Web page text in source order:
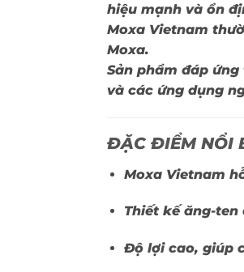
hiệu mạnh và ổn
Moxa Vietnam
Moxa.
Sản phẩm đáp
và các ứng dụng
ĐẶC ĐIỂM NỔI
Moxa Vietnam
Thiết kế ăng-
Độ lợi cao, giúp